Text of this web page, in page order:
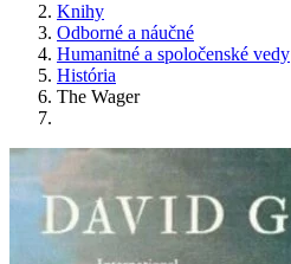
Knihy
Odborné a náučné
Humanitné a spoločenské vedy
História
The Wager